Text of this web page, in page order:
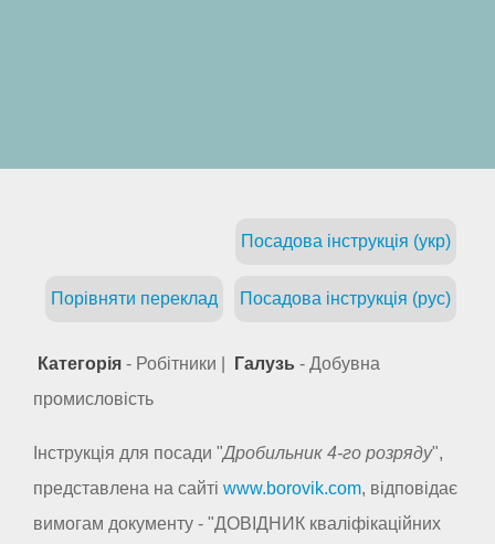
Посадова інструкція (укр)
Посадова інструкція (рус)
Порівняти переклад
Категорія - Робітники | Галузь - Добувна
промисловість
Інструкція для посади "Дробильник 4-го розряду",
представлена на сайті www.borovik.com, відповідає
вимогам документу - "ДОВІДНИК кваліфікаційних